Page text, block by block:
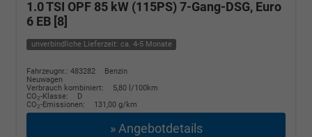
1.0 TSI OPF 85 kW (115PS) 7-Gang-DSG, Euro
6 EB [8]
unverbindliche Lieferzeit: ca. 4-5 Monate
Fahrzeugnr.: 483282
Benzin
Neuwagen
Verbrauch kombiniert:
5,80 l/100km
CO2-Klasse:
D
CO2-Emissionen: 131,00 g/km
» Angebotdetails